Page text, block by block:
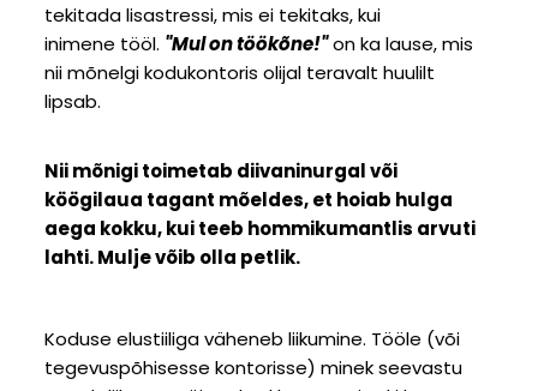
tekitada lisastressi, mis ei tekitaks, kui
inimene tööl. "Mul on töökõne!"on ka lause, mis
nii mõnelgi kodukontoris olijal teravalt huulilt
lipsab.
Nii mõnigi toimetab diivaninurgal või
köögilaua tagant mõeldes, et hoiab hulga
aega kokku, kui teeb hommikumantlis arvuti
lahti. Mulje võib olla petlik.
Koduse elustiiliga väheneb liikumine. Tööle (või
tegevuspõhisesse kontorisse) minek seevastu